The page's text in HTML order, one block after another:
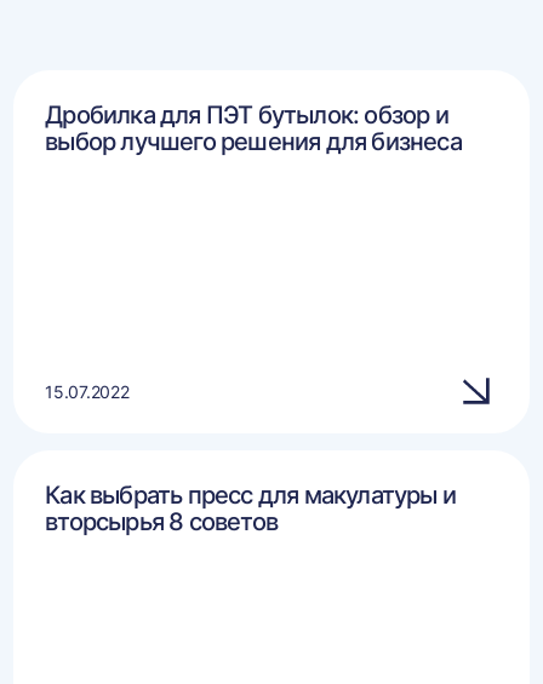
Дробилка для ПЭТ бутылок: обзор и
выбор лучшего решения для бизнеса
15.07.2022
Как выбрать пресс для макулатуры и
вторсырья 8 советов